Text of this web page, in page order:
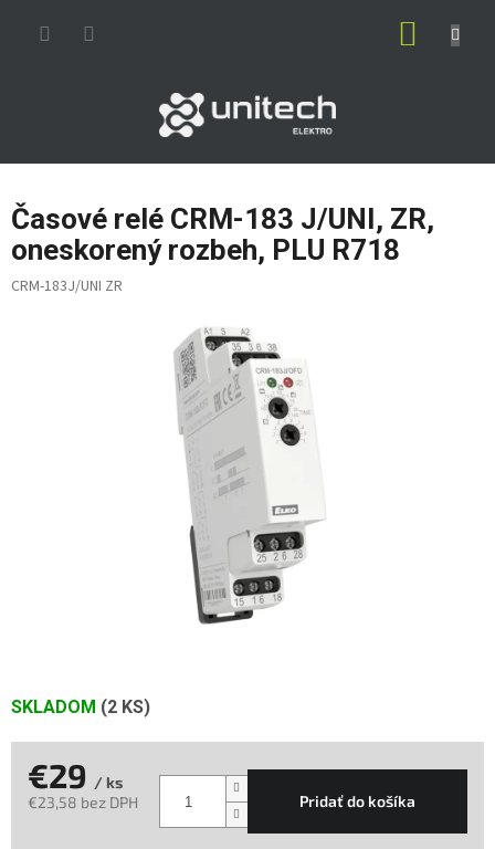
Časové relé CRM-183 J/UNI, ZR,
oneskorený rozbeh, PLU R718
CRM-183J/UNI ZR
SKLADOM (2 KS)
€29 / ks
€23,58 bez DPH
Pridať do košíka